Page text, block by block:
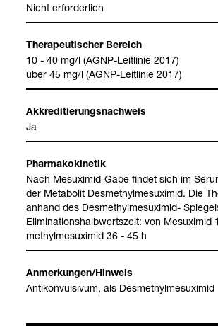
Nicht erfor­der­lich
The­ra­peu­ti­scher Bereich
10 - 40 mg/l (AGNP-​Leit­li­nie 2017)
über 45 mg/l (AGNP-​Leit­li­nie 2017)
Akkre­di­tie­rungs­nach­weis
Ja
Phar­ma­ko­ki­ne­tik
Nach Mesu­xi­mid-​Gabe fin­det sich im
der Meta­bolit Des­me­thyl­me­su­xi­mid. Die
anhand des Des­me­thyl­me­su­xi­mid-​
Eli­mi­na­ti­ons­halb­werts­zeit: von
me­thyl­me­su­xi­mid 36 - 45 h
Anmer­kun­gen/Hin­weis
Anti­kon­vul­si­vum, als Des­me­thyl­me­su­xi­mid